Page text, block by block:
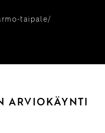
taipale/
ARVIOKÄYNTI